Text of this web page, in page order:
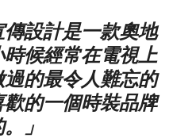
傳設計是一款奧地
候經常在電視上
的最令人難忘的
的一個時裝品牌
」